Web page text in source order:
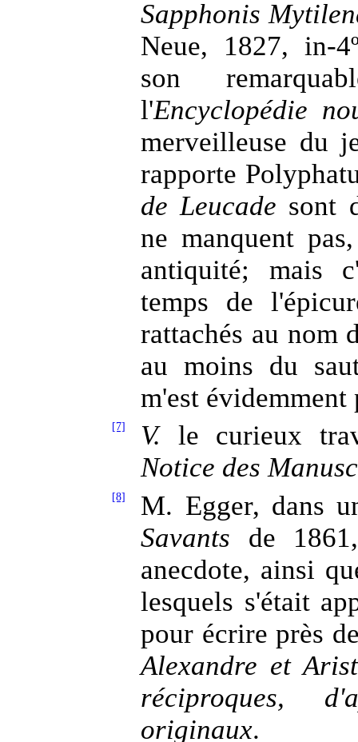
Sapphonis
Neue, 1827, in-
son
l'Encyclopédie
merveilleuse du
rapporte
de Leucade sont
ne manquent
antiquité; mais
temps de
rattachés au nom
au moins du
m'est évidemment
[7] V. le curieux
Notice des
[8]
M. Egger, dans
Savants de
anecdote, ainsi
lesquels s'était
pour écrire près
Alexandre et
réciproques,
originaux.